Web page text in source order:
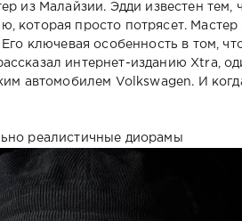
из Малайзии. Эдди известен тем,
которая просто потрясет. Мастер
ключевая особенность в том,
интернет-изданию Xtra,
автомобилем Volkswagen. И
реалистичные диорамы